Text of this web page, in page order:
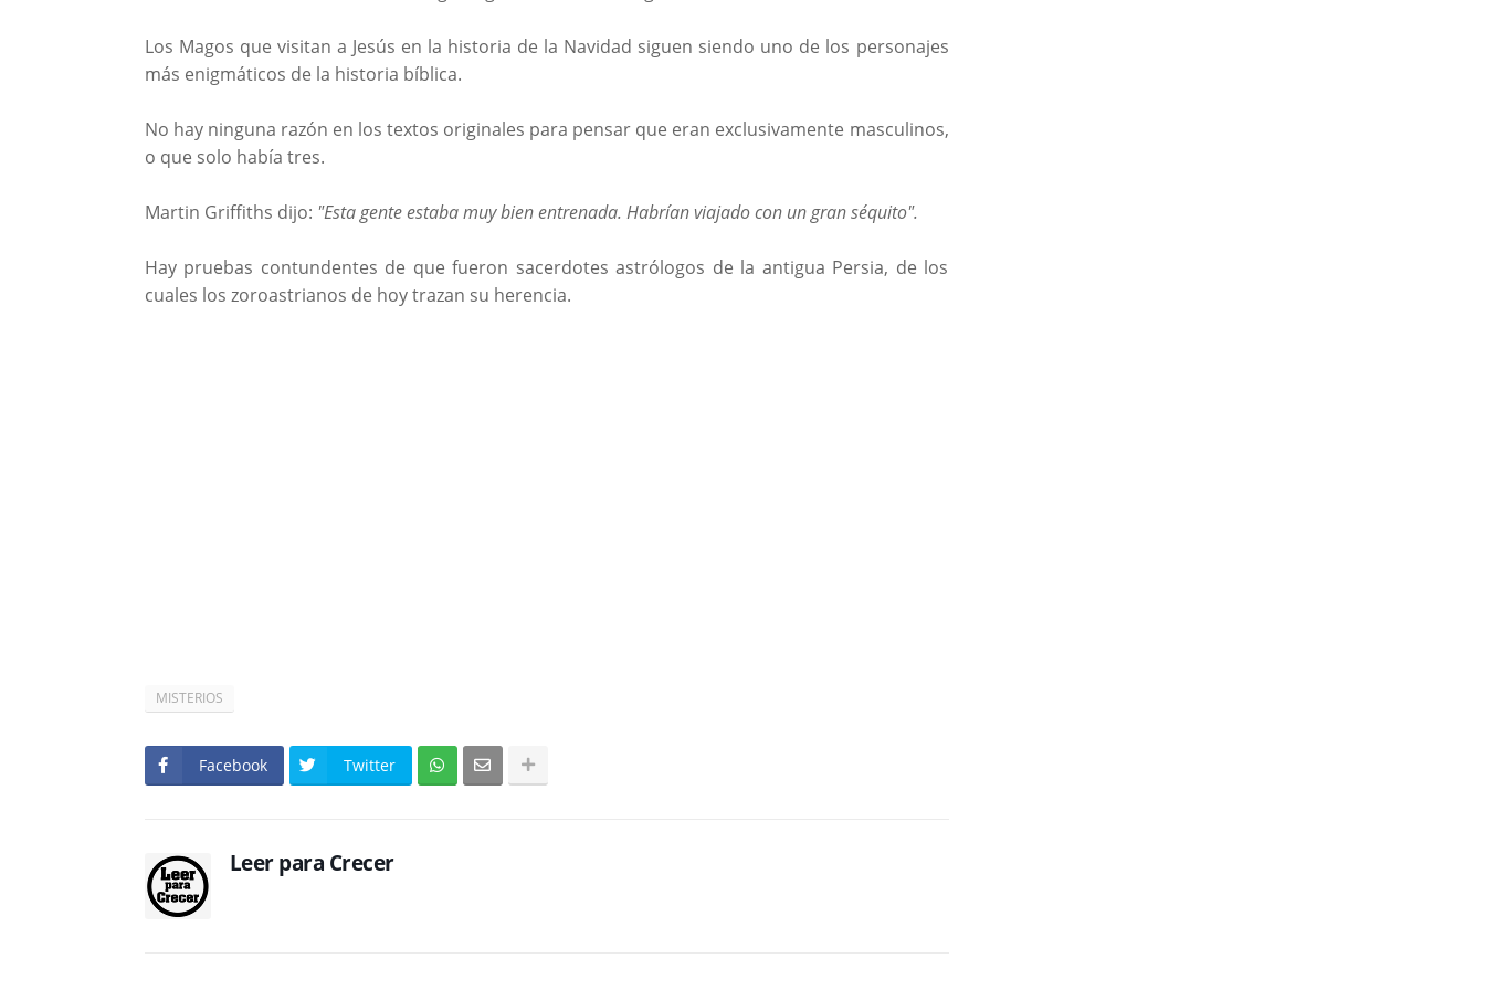
Los Magos que visitan a Jesús en la historia de la Navidad siguen siendo uno de los personajes
más enigmáticos de la historia bíblica.
No hay ninguna razón en los textos originales para pensar que eran exclusivamente masculinos,
o que solo había tres.
Martin Griffiths dijo: "Esta gente estaba muy bien entrenada. Habrían viajado con un gran séquito".
Hay pruebas contundentes de que fueron sacerdotes astrólogos de la antigua Persia, de los
cuales los zoroastrianos de hoy trazan su herencia.
MISTERIOS
Facebook Twitter
Leer para Crecer